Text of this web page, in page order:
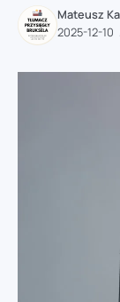
Mateusz
2025-12-10